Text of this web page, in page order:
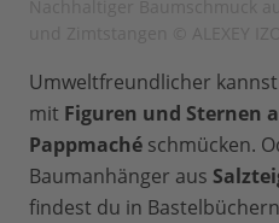
Umweltfreundlicher
mit Figuren und Sternen
Pappmaché schmücken.
Baumanhänger aus
findest du in